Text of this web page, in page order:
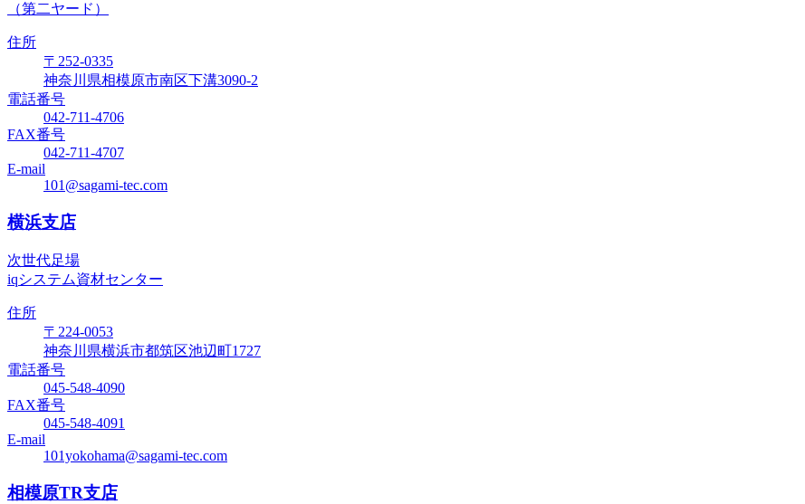
（第二ヤード）
住所
〒252-0335
神奈川県相模原市南区下溝3090-2
電話番号
042-711-4706
FAX番号
042-711-4707
E-mail
101@sagami-tec.com
横浜支店
次世代足場
iqシステム資材センター
住所
〒224-0053
神奈川県横浜市都筑区池辺町1727
電話番号
045-548-4090
FAX番号
045-548-4091
E-mail
101yokohama@sagami-tec.com
相模原TR支店